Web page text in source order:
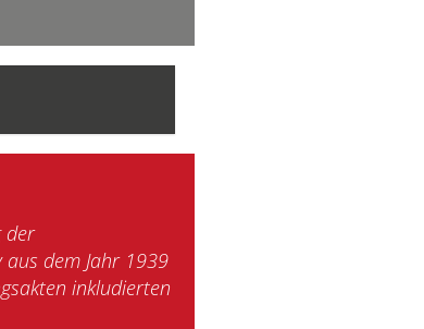
der
dem Jahr 1939
inkludierten